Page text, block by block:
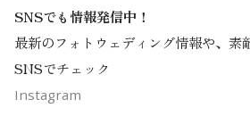
SNSでも情報発信中！
最新のフォトウェディング情報や、素
SNSでチェック
Instagram